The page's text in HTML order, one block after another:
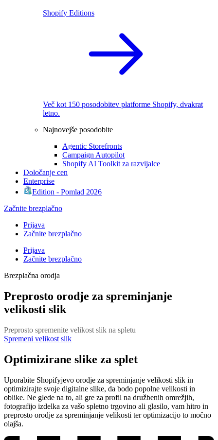
Shopify Editions
Več kot 150 posodobitev platforme Shopify, dvakrat
letno.
Najnovejše posodobite
Agentic Storefronts
Campaign Autopilot
Shopify AI Toolkit za razvijalce
Določanje cen
Enterprise
Edition - Pomlad 2026
Začnite brezplačno
Prijava
Začnite brezplačno
Prijava
Začnite brezplačno
Brezplačna orodja
Preprosto orodje za spreminjanje
velikosti slik
Preprosto spremenite velikost slik na spletu
Spremeni velikost slik
Optimizirane slike za splet
Uporabite Shopifyjevo orodje za spreminjanje velikosti slik in
optimizirajte svoje digitalne slike, da bodo popolne velikosti in
oblike. Ne glede na to, ali gre za profil na družbenih omrežjih,
fotografijo izdelka za vašo spletno trgovino ali glasilo, vam hitro in
preprosto orodje za spreminjanje velikosti ter optimizacijo to močno
olajša.